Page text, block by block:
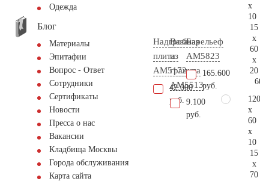
Одежда
Блог
Материалы
Эпитафии
Вопрос - Ответ
Сотрудники
Сертификаты
Новости
Пресса о нас
Вакансии
Кладбища Москвы
Города обслуживания
Карта сайта
Надгробная
плита
AM5172
42.000
руб.
Ваза
из
гранита
AM5513
9.100
руб.
Барельеф
AM5823
165.600
руб.
x
10
15
x
60
x
20
120
x
60
x
10
15
x
70